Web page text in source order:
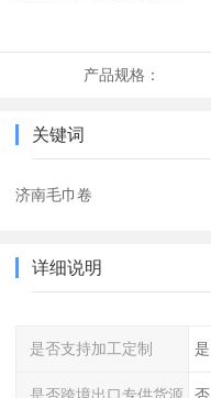
产品规格：
关键词
济南毛巾卷
详细说明
是否支持加工定制 是